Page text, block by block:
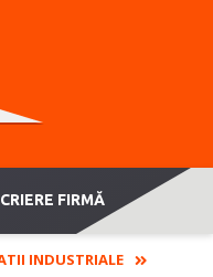
FIRMĂ
INDUSTRIALE